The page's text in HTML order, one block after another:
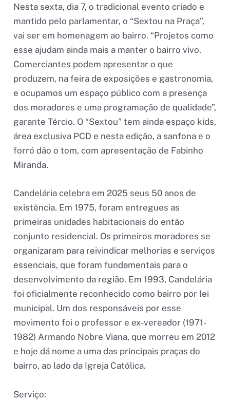
Nesta sexta, dia 7, o tradicional evento criado e
mantido pelo parlamentar, o “Sextou na Praça”,
vai ser em homenagem ao bairro. “Projetos como
esse ajudam ainda mais a manter o bairro vivo.
Comerciantes podem apresentar o que
produzem, na feira de exposições e gastronomia,
e ocupamos um espaço público com a presença
dos moradores e uma programação de qualidade”,
garante Tércio. O “Sextou” tem ainda espaço kids,
área exclusiva PCD e nesta edição, a sanfona e o
forró dão o tom, com apresentação de Fabinho
Miranda.
Candelária celebra em 2025 seus 50 anos de
existência. Em 1975, foram entregues as
primeiras unidades habitacionais do então
conjunto residencial. Os primeiros moradores se
organizaram para reivindicar melhorias e serviços
essenciais, que foram fundamentais para o
desenvolvimento da região. Em 1993, Candelária
foi oficialmente reconhecido como bairro por lei
municipal. Um dos responsáveis por esse
movimento foi o professor e ex-vereador (1971-
1982) Armando Nobre Viana, que morreu em 2012
e hoje dá nome a uma das principais praças do
bairro, ao lado da Igreja Católica.
Serviço: